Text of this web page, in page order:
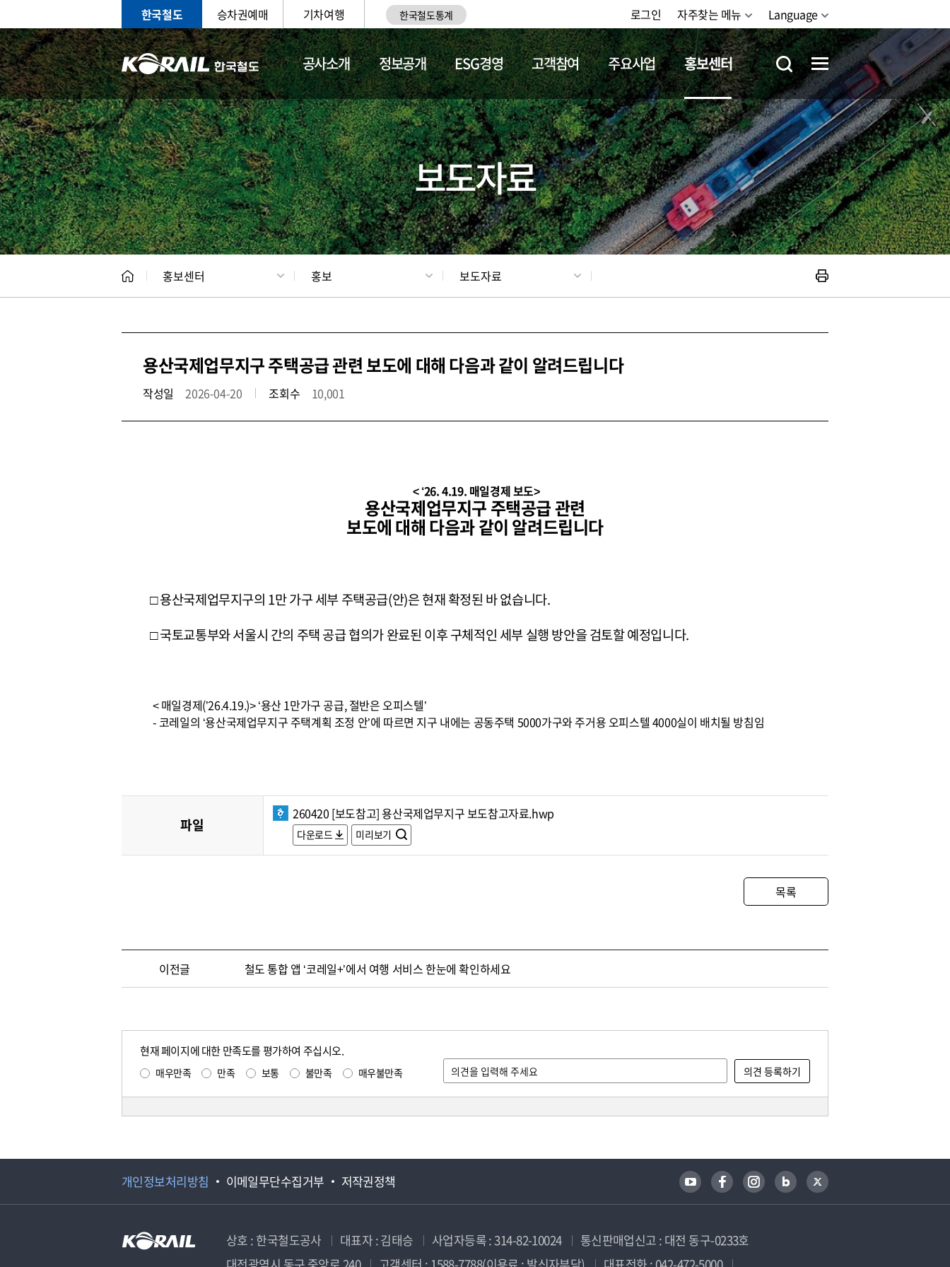
한국철도 승차권예매 기차여행 한국철도통계 로그인 자주찾는 메뉴 Language
공사소개 정보공개 ESG경영 고객참여 주요사업 홍보센터
홍보 문화사업 갤러리 기차소개 철도체험
보도자료
홍보센터 홍보 보도자료
용산국제업무지구 주택공급 관련 보도에 대해 다음과 같이 알려드립니다
작성일 2026-04-20 조회수 10,001
< ‘26. 4.19. 매일경제 보도>
용산국제업무지구 주택공급 관련
보도에 대해 다음과 같이 알려드립니다
□ 용산국제업무지구의 1만 가구 세부 주택공급(안)은 현재 확정된 바 없습니다.
□ 국토교통부와 서울시 간의 주택 공급 협의가 완료된 이후 구체적인 세부 실행 방안을 검토할 예정입니다.
< 매일경제(’26.4.19.)> ‘용산 1만가구 공급, 절반은 오피스텔’
- 코레일의 ‘용산국제업무지구 주택계획 조정 안’에 따르면 지구 내에는 공동주택 5000가구와 주거용 오피스텔 4000실이 배치될 방침임
파일
260420 [보도참고] 용산국제업무지구 보도참고자료.hwp
다운로드 미리보기
목록
이전글 철도 통합 앱 ‘코레일+’에서 여행 서비스 한눈에 확인하세요
현재 페이지에 대한 만족도를 평가하여 주십시오.
매우만족 만족 보통 불만족 매우불만족
개인정보처리방침 이메일무단수집거부 저작권정책
상호 : 한국철도공사 대표자 : 김태승 사업자등록 : 314-82-10024
통신판매업신고 : 대전 동구-0233호